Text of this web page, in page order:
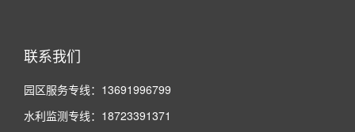
联系我们
园区服务专线：13691996799
水利监测专线：18723391371